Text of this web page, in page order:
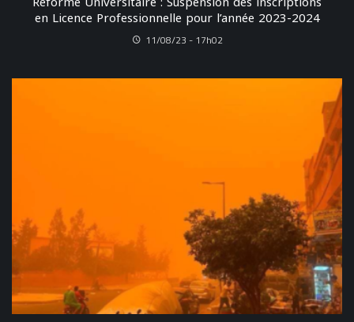
en Licence Professionnelle pour l’année 2023-2024
11/08/23 - 17h02